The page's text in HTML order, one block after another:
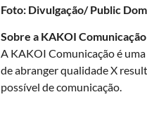
Foto: Divulgação/ Public
Sobre a KAKOI Comunicação
A KAKOI Comunicação é
de abranger qualidade X
possível de comunicação.